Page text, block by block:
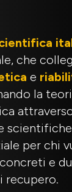
che
e
la
per chi
e
recupero.